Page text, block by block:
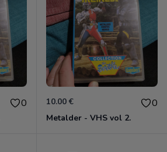
0 10.00 € 0
Metalder - VHS vol 2.